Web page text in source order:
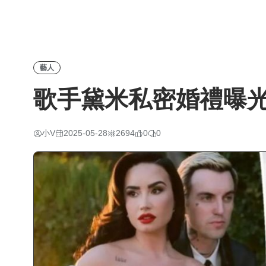
藝人
歌手黛米私密婚禮曝
小V 2025-05-28 2694 0 0